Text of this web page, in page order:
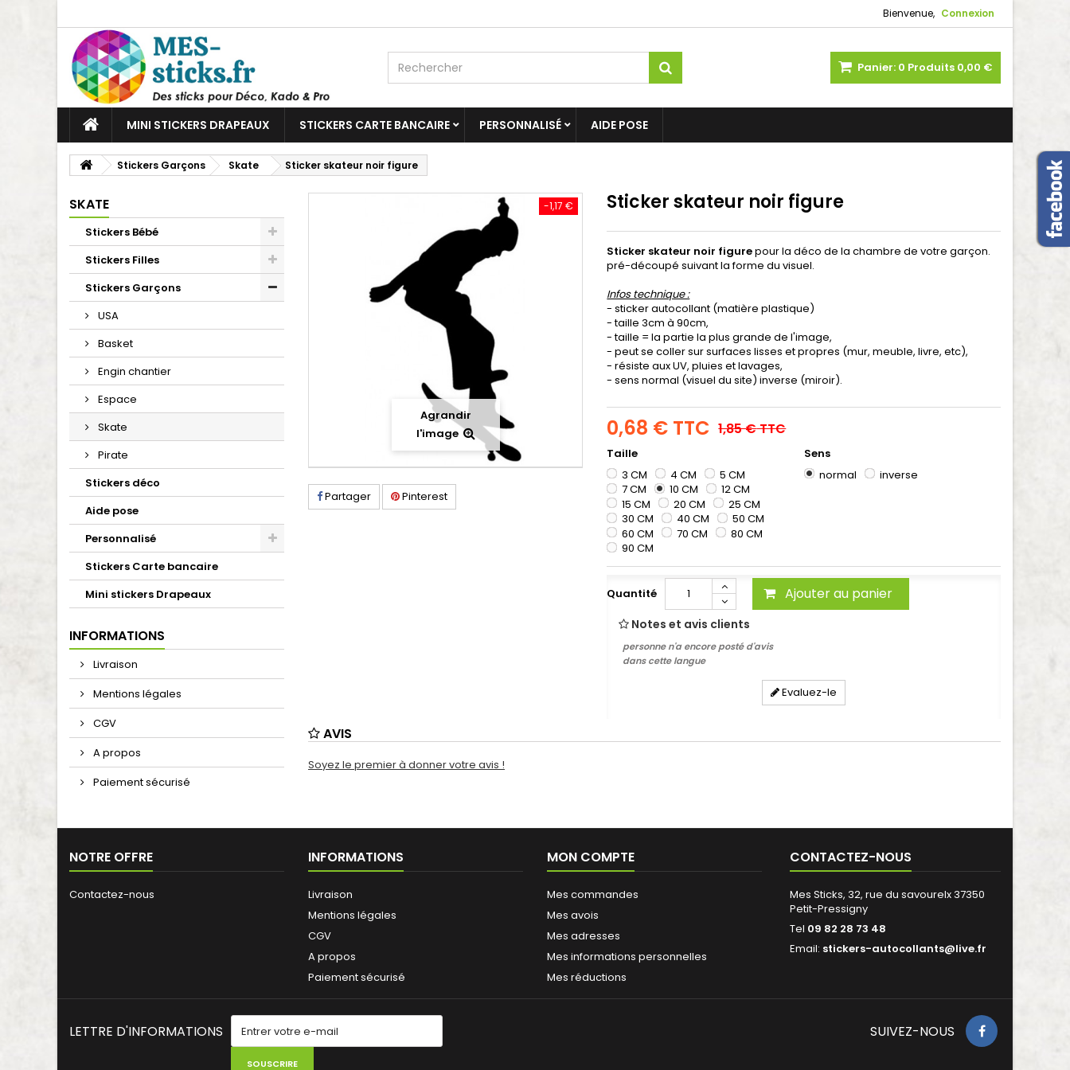
Bienvenue, Connexion
Panier: 0 Produits 0,00 €
MINI STICKERS DRAPEAUX STICKERS CARTE BANCAIRE PERSONNALISÉ AIDE POSE
Stickers Garçons Skate Sticker skateur noir figure
SKATE
Stickers Bébé
Stickers Filles
Stickers Garçons
USA
Basket
Engin chantier
Espace
Skate
Pirate
Stickers déco
Aide pose
Personnalisé
Stickers Carte bancaire
Mini stickers Drapeaux
INFORMATIONS
Livraison
Mentions légales
CGV
A propos
Paiement sécurisé
-1,17 €
Agrandir
l'image
Partager Pinterest
Sticker skateur noir figure
Sticker skateur noir figurepour la déco de la chambre de votre garçon.
pré-découpé suivant la forme du visuel.
Infos technique :
- sticker autocollant (matière plastique)
- taille 3cm à 90cm,
- taille = la partie la plus grande de l'image,
- peut se coller sur surfaces lisses et propres (mur, meuble, livre, etc),
- résiste aux UV, pluies et lavages,
- sens normal (visuel du site) inverse (miroir).
0,68 € TTC 1,85 €TTC
Taille
3 CM
4 CM
5 CM
7 CM
10 CM
12 CM
15 CM
20 CM
25 CM
30 CM
40 CM
50 CM
60 CM
70 CM
80 CM
90 CM
Sens
normal
inverse
Quantité Ajouter au panier
Notes et avis clients
personne n'a encore posté d'avis
dans cette langue
Evaluez-le
AVIS
Soyez le premier à donner votre avis !
NOTRE OFFRE
Contactez-nous
INFORMATIONS
Livraison
Mentions légales
CGV
A propos
Paiement sécurisé
MON COMPTE
Mes commandes
Mes avois
Mes adresses
Mes informations personnelles
Mes réductions
CONTACTEZ-NOUS
Mes Sticks, 32, rue du savourelx 37350
Petit-Pressigny
Tel 09 82 28 73 48
Email: stickers-autocollants@live.fr
LETTRE D'INFORMATIONS
SOUSCRIRE
SUIVEZ-NOUS